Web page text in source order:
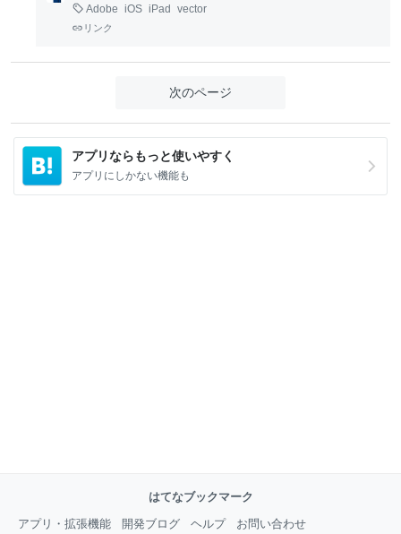
Adobe iOS iPad vector
リンク
次のページ
アプリならもっと使いやすく
アプリにしかない機能も
はてなブックマーク
アプリ・拡張機能
開発ブログ ヘルプ お問い合わせ